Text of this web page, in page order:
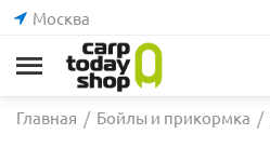
Москва
Главная / Бойлы и прикормка /